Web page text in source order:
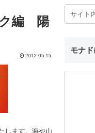
ク編 陽
2012.05.15
します。海や山
モナ